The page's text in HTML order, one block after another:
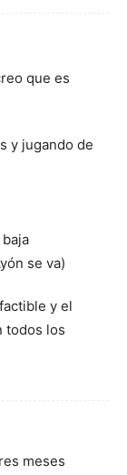
que es
y jugando de
se va)
y el
todos los
meses